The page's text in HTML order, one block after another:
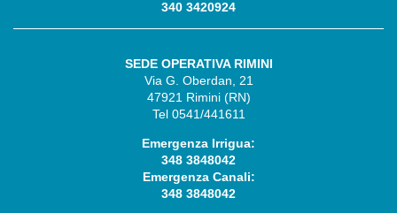
340 3420924
SEDE OPERATIVA RIMINI
Via G. Oberdan, 21
47921 Rimini (RN)
Tel 0541/441611
Emergenza Irrigua:
348 3848042
Emergenza Canali:
348 3848042